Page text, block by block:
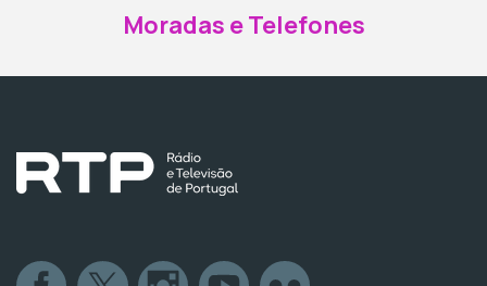
Moradas e Telefones